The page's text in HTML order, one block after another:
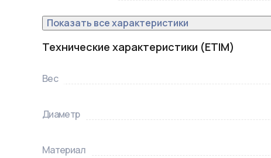
Показать все характеристики
Технические характеристики (ETIM)
Вес
Диаметр
Материал